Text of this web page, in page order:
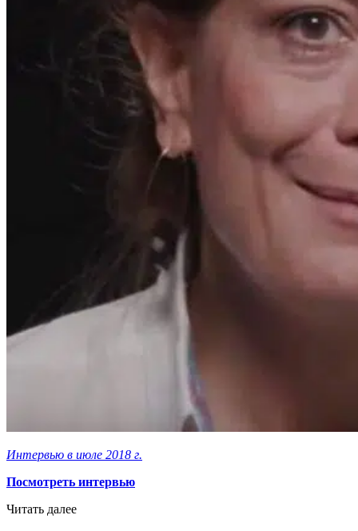
Интервью в июле 2018 г.
Посмотреть интервью
Читать далее